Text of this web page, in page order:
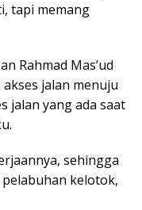
tapi memang
Rahmad Mas’ud
jalan menuju
jalan yang ada saat
sehingga
kelotok,